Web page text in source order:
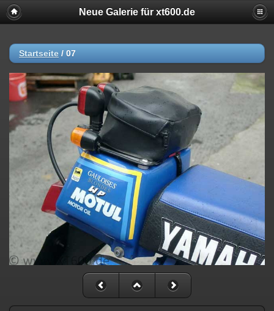
Neue Galerie für xt600.de
Startseite / 07